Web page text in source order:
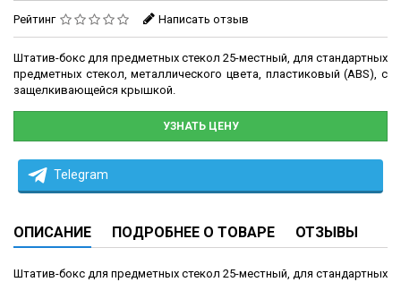
Рейтинг Написать отзыв
Штатив-бокс для предметных стекол 25-местный, для стандартных
предметных стекол, металлического цвета, пластиковый (ABS), с
защелкивающейся крышкой.
УЗНАТЬ ЦЕНУ
Telegram
ОПИСАНИЕ ПОДРОБНЕЕ О ТОВАРЕ ОТЗЫВЫ
Штатив-бокс для предметных стекол 25-местный, для стандартных